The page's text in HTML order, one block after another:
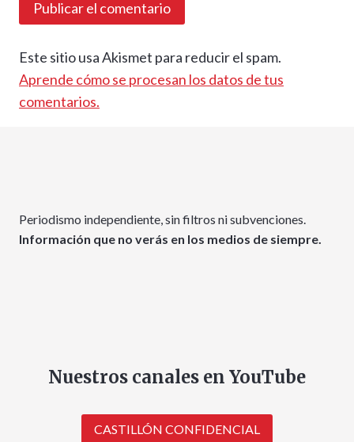
Este sitio usa Akismet para reducir el spam.
Aprende cómo se procesan los datos de tus
comentarios.
Periodismo independiente, sin filtros ni subvenciones.
Información que no verás en los medios de siempre.
Nuestros canales en YouTube
CASTILLÓN CONFIDENCIAL